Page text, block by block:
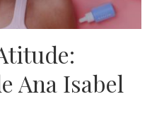
Ana Isabel